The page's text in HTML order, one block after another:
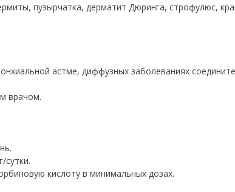
пузырчатка, дерматит Дюринга, строфулюс,
астме, диффузных заболеваниях
врачом.
сутки.
кислоту в минимальных дозах.